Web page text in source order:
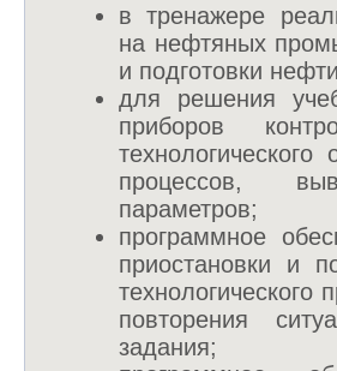
в тренажере
на нефтяных
и подготовки
для решения
приборов
процессов,
параметров;
программное
приостановки и
повторения
задания;